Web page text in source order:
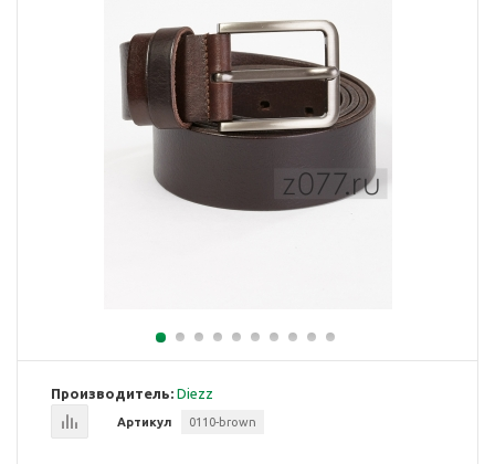
Производитель: Diezz
Артикул 0110-brown